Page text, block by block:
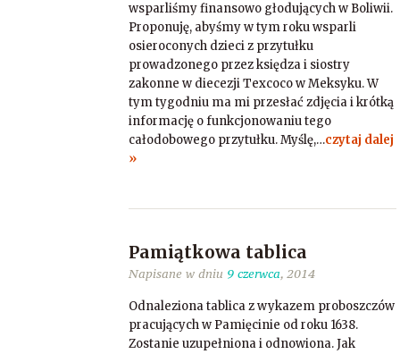
wsparliśmy finansowo głodujących w Boliwii.
Proponuję, abyśmy w tym roku wsparli
osieroconych dzieci z przytułku
prowadzonego przez księdza i siostry
zakonne w diecezji Texcoco w Meksyku. W
tym tygodniu ma mi przesłać zdjęcia i krótką
informację o funkcjonowaniu tego
całodobowego przytułku. Myślę,…czytaj dalej
»
Pamiątkowa tablica
Napisane w dniu 9 czerwca, 2014
Odnaleziona tablica z wykazem proboszczów
pracujących w Pamięcinie od roku 1638.
Zostanie uzupełniona i odnowiona. Jak